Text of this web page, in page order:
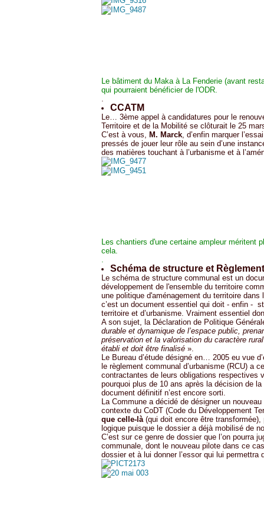
Le bâtiment du Maka à La Fenderie (avant
qui pourraient bénéficier de l'ODR.
.
CCATM
Le… 3ème appel à candidatures pour le
Territoire et de la Mobilité se clôturait le 25
C’est à vous, M. Marck, d’enfin marquer
pressés de jouer leur rôle au sein d’une
des matières touchant à l’urbanisme et à
Les chantiers d'une certaine ampleur méritent
cela.
.
Schéma de structure et
Le schéma de structure communal est un
développement de l'ensemble du territoire
une politique d'aménagement du territoire
c’est un document essentiel qui doit - enfin -
territoire et d’urbanisme. Vraiment essentiel
A son sujet, la Déclaration de Politique
durable et dynamique de l’espace public,
préservation et la valorisation du caractère
établi et doit être finalisé ».
Le Bureau d’étude désigné en… 2005 eu vue
le règlement communal d’urbanisme (RCU)
contractantes de leurs obligations respectives
pourquoi plus de 10 ans après la décision de
document définitif n’est encore sorti.
La Commune a décidé de désigner un
contexte du CoDT (Code du Développement
que celle-là(qui doit encore être
logique puisque le dossier a déjà mobilisé de
C’est sur ce genre de dossier que l’on pourra
communale, dont le nouveau pilote dans ce
dossier et à lui donner l’essor qui lui permettra